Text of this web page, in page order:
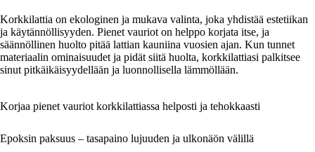
Korkkilattia on ekologinen ja mukava valinta, joka yhdistää estetiikan
ja käytännöllisyyden. Pienet vauriot on helppo korjata itse, ja
säännöllinen huolto pitää lattian kauniina vuosien ajan. Kun tunnet
materiaalin ominaisuudet ja pidät siitä huolta, korkkilattiasi palkitsee
sinut pitkäikäisyydellään ja luonnollisella lämmöllään.
Korjaa pienet vauriot korkkilattiassa helposti ja tehokkaasti
Epoksin paksuus – tasapaino lujuuden ja ulkonäön välillä